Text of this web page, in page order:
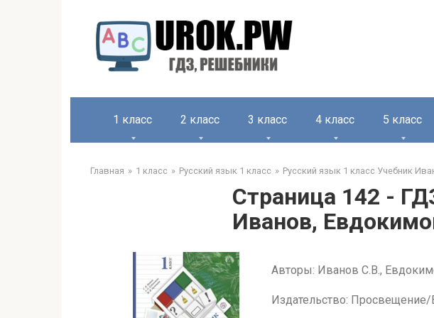
1 класс 2 класс 3 класс 4 класс 5 класс
Главная 1 класс Русский язык 1 класс Русский язык 1 класс Учебник
Страница 142 -
Иванов,
Авторы: Иванов С.В.,
Издательство: Просвещение/